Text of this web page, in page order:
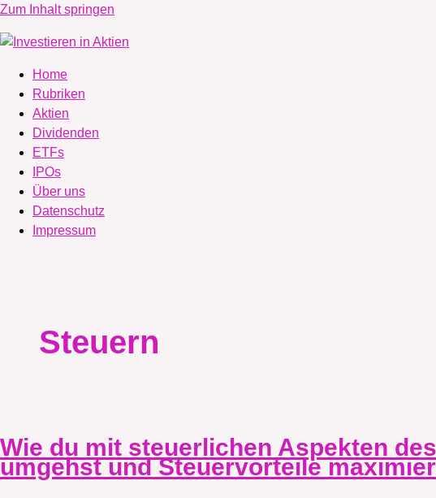
Zum Inhalt springen
Home
Rubriken
Aktien
Dividenden
ETFs
IPOs
Über uns
Datenschutz
Impressum
Steuern
Wie du mit steuerlichen Aspekten
umgehst und Steuervorteile